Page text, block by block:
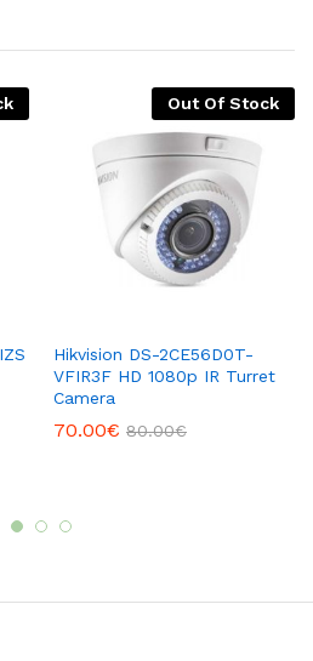
Out Of Stock
Hikvision DS-2CE56D0T-
VFIR3F HD 1080p IR Turret
Camera
70.00€ 80.00€